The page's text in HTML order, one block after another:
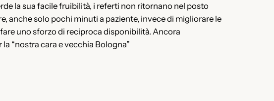
la sua facile fruibilità, i referti non ritornano nel posto
anche solo pochi minuti a paziente, invece di migliorare le
uno sforzo di reciproca disponibilità. Ancora
“nostra cara e vecchia Bologna”